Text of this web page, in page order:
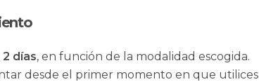
2 días, en función de la modalidad escogida.
desde el primer momento en que utilices